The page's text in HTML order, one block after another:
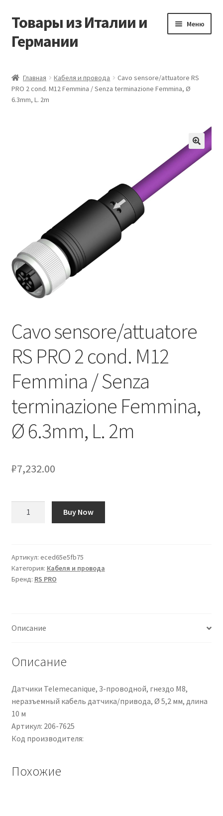
Перейти
навигации
Перейти
содержимому
Товары из Италии и
Германии
Меню
Виды доставки
Оставить отзыв
Оформление заказа
Подтверждение заказа
Скидки
Сотрудничество
Главная Кабеля и провода
Cavo sensore/attuatore RS
PRO 2 cond. M12 Femmina / Senza terminazione Femmina, Ø
6.3mm, L. 2m
🔍
Cavo sensore/attuatore
RS PRO 2 cond. M12
Femmina / Senza
terminazione Femmina,
Ø 6.3mm, L. 2m
₽7,232.00
RS
PRO
2
/
terminazione
Femmina,
6.3mm,
L.
2m
Buy Now
Артикул: eced65e5fb75
Категория: Кабеля и провода
Бренд: RS PRO
Описание
Описание
Датчики Telemecanique, 3-проводной, гнездо M8,
неразъемный кабель датчика/привода, Ø 5,2 мм, длина
10 м
Артикул: 206-7625
Код производителя:
Похожие